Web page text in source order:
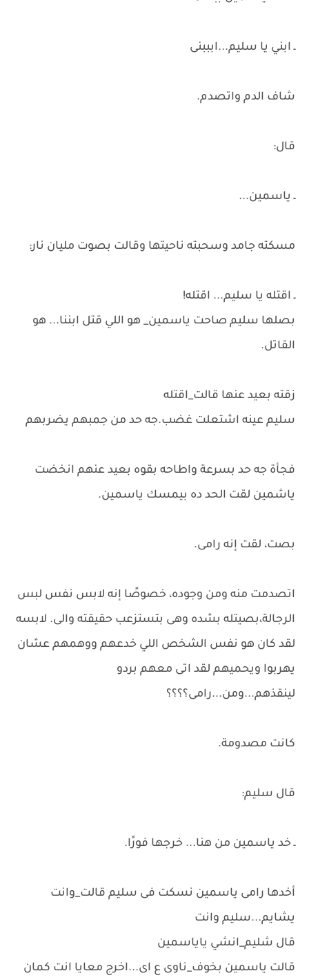
ـ ابني يا سليم...ابببنى
شاف الدم واتصدم.
قال:
ـ ياسمين...
مسكته جامد وسحبته ناحيتها وقالت بصوت مليان نار:
ـ اقتله يا سليم... اقتله!
بصلها سليم صاحت ياسمين_ هو اللي قتل ابننا... هو
القاتل.
زقته بعيد عنها قالت_اقتله
سليم عينه اشتعلت غضب.جه حد من جمبهم يضربهم
فجأة جه حد بسرعة واطاحه بقوه بعيد عنهم انخضت
ياشمين لقت الحد ده بيمسك ياسمين.
بصت، لقت إنه رامى.
اتصدمت منه ومن وجوده، خصوصًا إنه لابس نفس لبس
الرجالة،بصيتله بشده وهى بتستزعب حقيقته والى. لابسه
لقد كان هو نفس الشخص اللي خدعهم ووهمهم عشان
يهربوا ويحميهم لقد اتى معهم بردو
لينقذهم...ومن...رامى؟؟؟؟
كانت مصدومة.
قال سليم:
ـ خد ياسمين من هنا... خرجها فورًا.
أخدها رامى ياسمين نسكت فى سليم قالت_وانت
يشايم...سليم وانت
قال شليم_انشي ياياسمين
قالت ياسمين بخوف_ناوى ع اى...اخرج معايا انت كمان